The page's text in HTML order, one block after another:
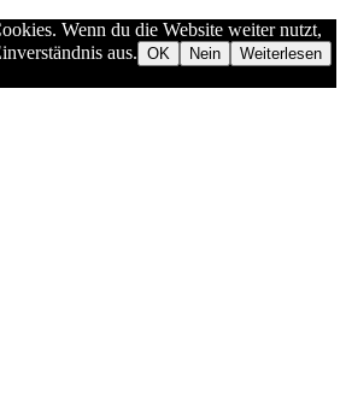
Wenn du die Website weiter nutzt,
aus. OK Nein Weiterlesen